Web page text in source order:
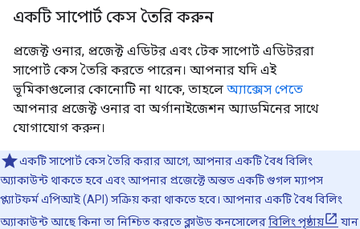
একটি সাপোর্ট কেস তৈরি করুন
প্রজেক্ট ওনার, প্রজেক্ট এডিটর এবং টেক সাপোর্ট এডিটররা
সাপোর্ট কেস তৈরি করতে পারেন। আপনার যদি এই
ভূমিকাগুলোর কোনোটি না থাকে, তাহলে অ্যাক্সেস পেতে
আপনার প্রজেক্ট ওনার বা অর্গানাইজেশন অ্যাডমিনের সাথে
যোগাযোগ করুন।
একটি সাপোর্ট কেস তৈরি করার আগে, আপনার একটি বৈধ বিলিং
অ্যাকাউন্ট থাকতে হবে এবং আপনার প্রজেক্টে অন্তত একটি গুগল ম্যাপস
প্ল্যাটফর্ম এপিআই (API) সক্রিয় করা থাকতে হবে। আপনার একটি বৈধ বিলিং
অ্যাকাউন্ট আছে কিনা তা নিশ্চিত করতে ক্লাউড কনসোলেরবিলিং পৃষ্ঠায়
যান